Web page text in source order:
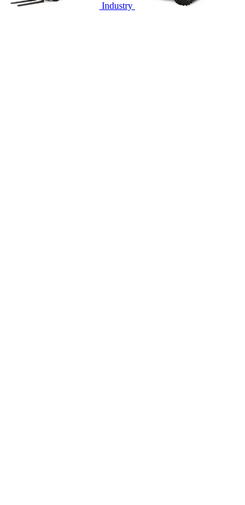
Industry